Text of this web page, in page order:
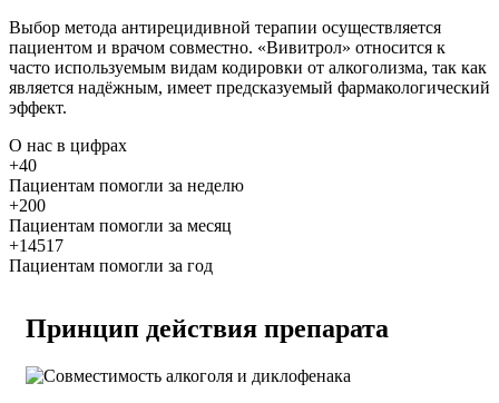
Выбор метода антирецидивной терапии осуществляется
пациентом и врачом совместно. «Вивитрол» относится к
часто используемым видам кодировки от алкоголизма, так как
является надёжным, имеет предсказуемый фармакологический
эффект.
О нас в цифрах
+40
Пациентам помогли за неделю
+200
Пациентам помогли за месяц
+14517
Пациентам помогли за год
Принцип действия препарата